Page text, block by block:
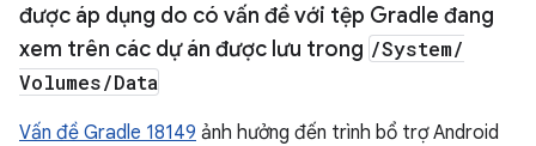
được áp dụng do có vấn đề với tệp Gradle đang
xem trên các dự án được lưu trong /System/
Volumes/Data
Vấn đề Gradle 18149 ảnh hưởng đến trình bổ trợ Android